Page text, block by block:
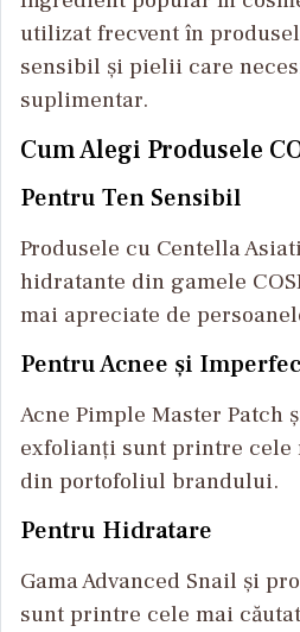
utilizat frecvent în
sensibil și pielii care
suplimentar.
Cum Alegi Produsele
Pentru Ten Sensibil
Produsele cu Centella
hidratante din gamele
mai apreciate de
Pentru Acnee și
Acne Pimple Master Patch
exfolianți sunt printre
din portofoliul brandului.
Pentru Hidratare
Gama Advanced Snail și
sunt printre cele mai